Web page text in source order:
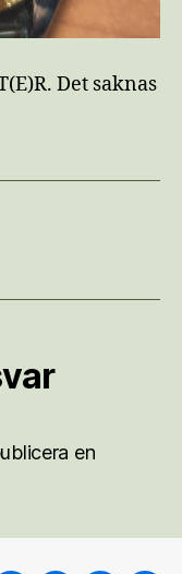
Det saknas
en